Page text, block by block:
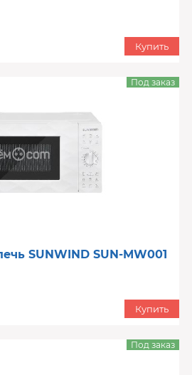
Купить
SUNWIND SUN-MW001
Под заказ
Купить
Под заказ